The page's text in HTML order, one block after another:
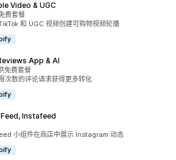
Video & UGC
费套餐
和 UGC 视频创建可购物视频轮播
App & AI
免费套餐
次数的评论请求获得更多转化
Instafeed
小组件在商店中展示 Instagram 动态